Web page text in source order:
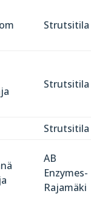
Strutsitila
Strutsitila
Strutsitila
AB
Enzymes-
Rajamäki